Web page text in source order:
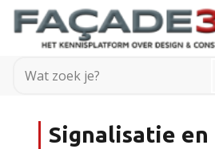
Signalisatie en